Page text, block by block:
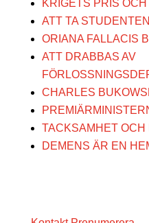
KRIGETS PRIS
ATT TA STUDENTEN
ORIANA FALLACIS
ATT DRABBAS AV
CHARLES
TACKSAMHET OCH
DEMENS ÄR EN